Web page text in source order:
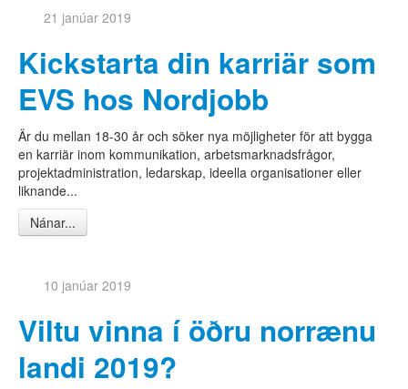
21 janúar 2019
Kickstarta din karriär som
EVS hos Nordjobb
Är du mellan 18-30 år och söker nya möjligheter för att bygga
en karriär inom kommunikation, arbetsmarknadsfrågor,
projektadministration, ledarskap, ideella organisationer eller
liknande...
Nánar...
10 janúar 2019
Viltu vinna í öðru norrænu
landi 2019?